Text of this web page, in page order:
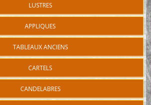
LUSTRES
APPLIQUES
TABLEAUX ANCIENS
CARTELS
CANDELABRES